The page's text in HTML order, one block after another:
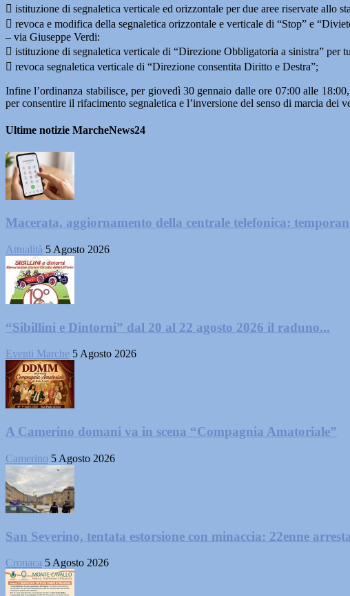
 istituzione di segnaletica verticale ed orizzontale per due aree riservate allo
 revoca e modifica della segnaletica orizzontale e verticale di “Stop” e
– via Giuseppe Verdi:
 istituzione di segnaletica verticale di “Direzione Obbligatoria a sinistra”
 revoca segnaletica verticale di “Direzione consentita Diritto e Destra”;
Infine l’ordinanza stabilisce, per giovedì 30 gennaio dalle ore 07:00 alle
per consentire il rifacimento segnaletica e l’inversione del senso di marcia dei
Ultime notizie MarcheNews24
Macerata, aggiornamento della centrale telefonica:
Attualità 5 Agosto 2026
“Sibillini e Dintorni” dal 20 al 22 agosto 2026 il raduno...
Eventi Marche 5 Agosto 2026
A Camerino domani va in scena “Compagnia Amatoriale”
Camerino 5 Agosto 2026
San Severino, tentata estorsione con minaccia: 22enne
Cronaca 5 Agosto 2026